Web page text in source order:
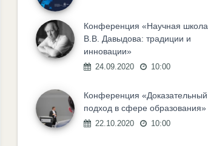
Конференция «Научная школа
В.В. Давыдова: традиции и
инновации»
24.09.2020 10:00
Конференция «Доказательный
подход в сфере образования»
22.10.2020 10:00